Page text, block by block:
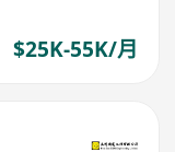
$25K-55K/月